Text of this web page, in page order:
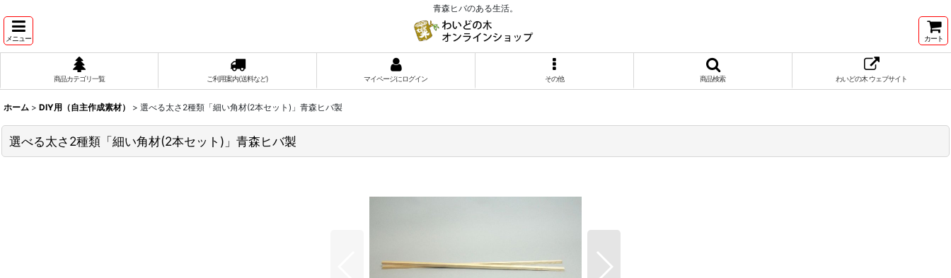
青森ヒバのある生活。
メニュー カート
商品カテゴリ一覧 ご利用案内(送料など) マイページにログイン その他 商品検索 わいどの木 ウェブサイト
ホーム > DIY用（自主作成素材） > 選べる太さ2種類「細い角材(2本セット)」青森ヒバ製
選べる太さ2種類「細い角材(2本セット)」青森ヒバ製